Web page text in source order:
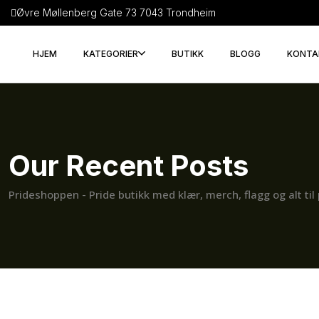
Øvre Møllenberg Gate 73 7043 Trondheim
HJEM KATEGORIER BUTIKK BLOGG
Our Recent Posts
Prideshoppen - Pride butikk med klær, merch, flagg og alt til